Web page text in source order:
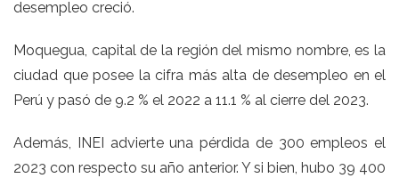
desempleo creció.
Moquegua, capital de la región del mismo nombre, es la
ciudad que posee la cifra más alta de desempleo en el
Perú y pasó de 9.2 % el 2022 a 11.1 % al cierre del 2023.
Además, INEI advierte una pérdida de 300 empleos el
2023 con respecto su año anterior. Y si bien, hubo 39 400